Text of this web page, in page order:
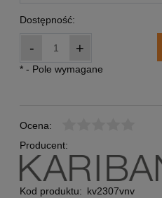
Dostępność:
- +
* - Pole wymagane
Ocena:
Producent:
Kod produktu: kv2307vnv